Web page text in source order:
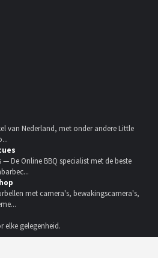
van Nederland, met onder andere Little
De Online BBQ specialist met de beste
met camera's, bewakingscamera's,
elke gelegenheid.